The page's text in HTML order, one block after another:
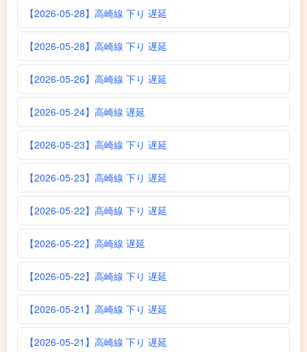
【2026-05-28】高崎線 下り 遅延
【2026-05-28】高崎線 下り 遅延
【2026-05-26】高崎線 下り 遅延
【2026-05-24】高崎線 遅延
【2026-05-23】高崎線 下り 遅延
【2026-05-23】高崎線 下り 遅延
【2026-05-22】高崎線 下り 遅延
【2026-05-22】高崎線 遅延
【2026-05-22】高崎線 下り 遅延
【2026-05-21】高崎線 下り 遅延
【2026-05-21】高崎線 下り 遅延